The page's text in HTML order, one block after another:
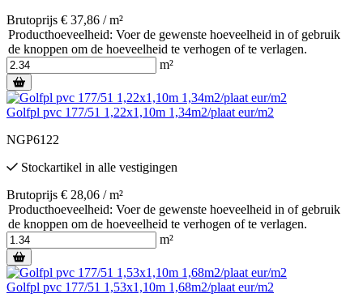
Brutoprijs € 37,86 / m²
Producthoeveelheid: Voer de gewenste hoeveelheid in of gebruik
de knoppen om de hoeveelheid te verhogen of te verlagen.
m²
Golfpl pvc 177/51 1,22x1,10m 1,34m2/plaat eur/m2
NGP6122
Stockartikel in alle vestigingen
Brutoprijs € 28,06 / m²
Producthoeveelheid: Voer de gewenste hoeveelheid in of gebruik
de knoppen om de hoeveelheid te verhogen of te verlagen.
m²
Golfpl pvc 177/51 1,53x1,10m 1,68m2/plaat eur/m2